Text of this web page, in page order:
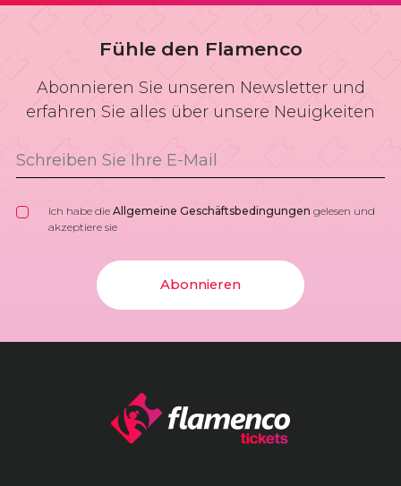
Fühle den Flamenco
Abonnieren Sie unseren Newsletter und
erfahren Sie alles über unsere Neuigkeiten
Ich habe die Allgemeine Geschäftsbedingungen gelesen und
akzeptiere sie
Abonnieren